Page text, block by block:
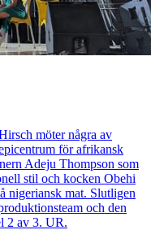
möter några av
för afrikansk
Adeju Thompson som
stil och kocken Obehi
nigeriansk mat. Slutligen
och den
2 av 3. UR.